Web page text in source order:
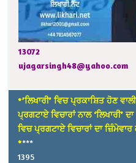
13072
ujagarsingh48@yahoo.com
*’ਲਿਖਾਰੀ’ ਵਿਚ ਪ੍ਰਕਾਸ਼ਿਤ ਹੋਣ
ਪ੍ਰਗਟਾਏ ਵਿਚਾਰਾਂ ਨਾਲ ‘ਲਿਖਾਰੀ’
ਵਿਚ ਪ੍ਰਗਟਾਏ ਵਿਚਾਰਾਂ ਦਾ
****
1395